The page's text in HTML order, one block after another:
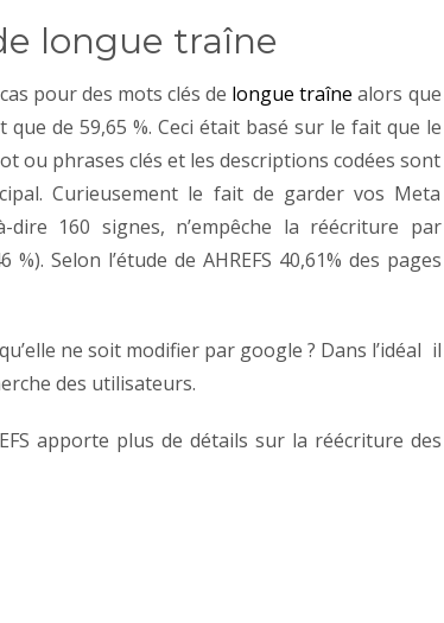
longue traîne
pour des mots clés de longue traînealors que
que de 59,65 %.Ceci était basé sur le fait que le
ou phrases clés et les descriptions codées sont
Curieusement le fait de garder vos Meta
dire 160 signes, n’empêche la réécriture par
Selon l’étude de AHREFS 40,61% des pages
ne soit modifier par google ? Dans l’idéal il
des utilisateurs.
apporte plus de détails sur la réécriture des